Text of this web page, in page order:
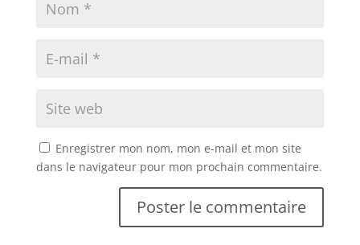
Enregistrer mon nom, mon e-mail et mon site
dans le navigateur pour mon prochain commentaire.